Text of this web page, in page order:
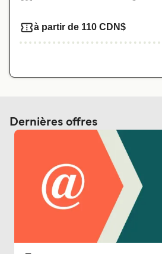
à partir de 110 CDN$
Dernières offres